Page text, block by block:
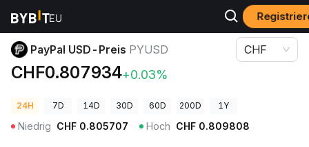
Krypto-Preise
PayPal USD-Preis PYUSD
CHF0.807934+0.03%
CHF
24H 7D 14D 30D 60D 200D 1Y
Niedrig CHF 0.805707 Hoch CHF 0.809808